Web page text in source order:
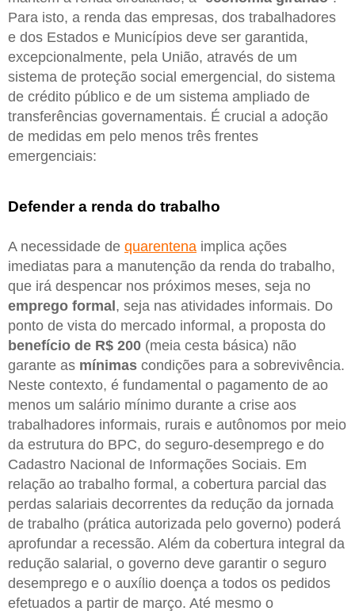
Para isto, a renda das empresas, dos trabalhadores
e dos Estados e Municípios deve ser garantida,
excepcionalmente, pela União, através de um
sistema de proteção social emergencial, do sistema
de crédito público e de um sistema ampliado de
transferências governamentais. É crucial a adoção
de medidas em pelo menos três frentes
emergenciais:
Defender a renda do trabalho
A necessidade de quarentena implica ações
imediatas para a manutenção da renda do trabalho,
que irá despencar nos próximos meses, seja no
emprego formal, seja nas atividades informais. Do
ponto de vista do mercado informal, a proposta do
benefício de R$ 200 (meia cesta básica) não
garante as mínimas condições para a sobrevivência.
Neste contexto, é fundamental o pagamento de ao
menos um salário mínimo durante a crise aos
trabalhadores informais, rurais e autônomos por meio
da estrutura do BPC, do seguro-desemprego e do
Cadastro Nacional de Informações Sociais. Em
relação ao trabalho formal, a cobertura parcial das
perdas salariais decorrentes da redução da jornada
de trabalho (prática autorizada pelo governo) poderá
aprofundar a recessão. Além da cobertura integral da
redução salarial, o governo deve garantir o seguro
desemprego e o auxílio doença a todos os pedidos
efetuados a partir de março. Até mesmo o